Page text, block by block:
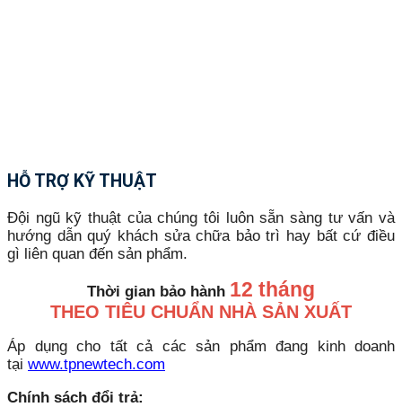
HỖ TRỢ KỸ THUẬT
Đội ngũ kỹ thuật của chúng tôi luôn sẵn sàng tư vấn và
hướng dẫn quý khách sửa chữa bảo trì hay bất cứ điều
gì liên quan đến sản phẩm.
Thời gian bảo hành 12 tháng
THEO TIÊU CHUẨN NHÀ SẢN XUẤT
Áp dụng cho tất cả các sản phẩm đang kinh doanh
tại www.tpnewtech.com
Chính sách đổi trả: